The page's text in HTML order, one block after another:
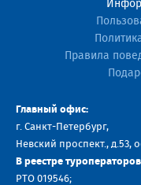
Правила
Главный офис:
г. Санкт-Петербург,
Невский проспект., д.53,
В реестре
РТО 019546;